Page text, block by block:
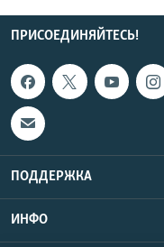
ПРИСОЕДИНЯЙТЕСЬ!
ПОДДЕРЖКА
ИНФО